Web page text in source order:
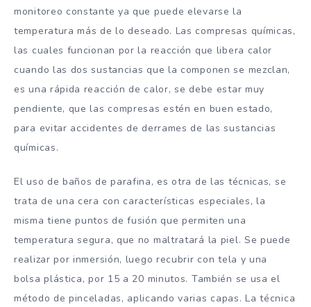
monitoreo constante ya que puede elevarse la
temperatura más de lo deseado. Las compresas químicas,
las cuales funcionan por la reacción que libera calor
cuando las dos sustancias que la componen se mezclan,
es una rápida reacción de calor, se debe estar muy
pendiente, que las compresas estén en buen estado,
para evitar accidentes de derrames de las sustancias
químicas.
El uso de baños de parafina, es otra de las técnicas, se
trata de una cera con características especiales, la
misma tiene puntos de fusión que permiten una
temperatura segura, que no maltratará la piel. Se puede
realizar por inmersión, luego recubrir con tela y una
bolsa plástica, por 15 a 20 minutos. También se usa el
método de pinceladas, aplicando varias capas. La técnica